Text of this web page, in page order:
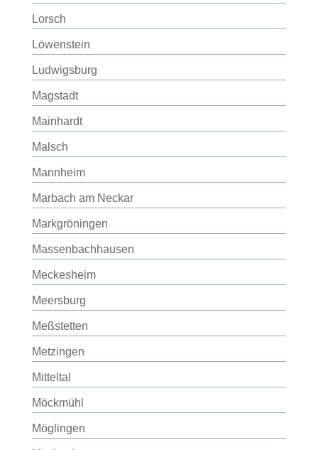
Lorsch
Löwenstein
Ludwigsburg
Magstadt
Mainhardt
Malsch
Mannheim
Marbach am Neckar
Markgröningen
Massenbachhausen
Meckesheim
Meersburg
Meßstetten
Metzingen
Mitteltal
Möckmühl
Möglingen